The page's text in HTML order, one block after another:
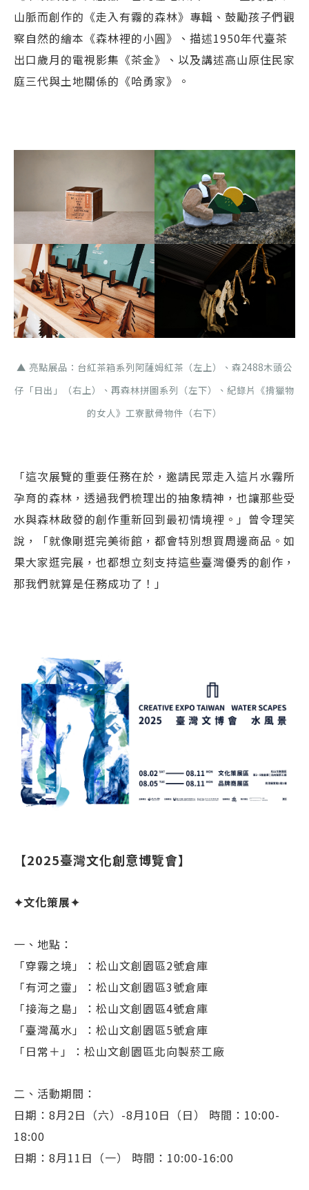
山脈而創作的《走入有霧的森林》專輯、鼓勵孩子們觀
察自然的繪本《森林裡的小圓》、描述1950年代臺茶
出口歲月的電視影集《茶金》、以及講述高山原住民家
庭三代與土地關係的《哈勇家》。
▲ 亮點展品：台紅茶箱系列阿薩姆紅茶（左上）、森2488木頭公
仔「日出」（右上）、再森林拼圖系列（左下）、紀錄片《揹獵物
的女人》工寮獸骨物件（右下）
「這次展覽的重要任務在於，邀請民眾走入這片水霧所
孕育的森林，透過我們梳理出的抽象精神，也讓那些受
水與森林啟發的創作重新回到最初情境裡。」曾令理笑
說，「就像剛逛完美術館，都會特別想買周邊商品。如
果大家逛完展，也都想立刻支持這些臺灣優秀的創作，
那我們就算是任務成功了！」
【2025臺灣文化創意博覽會】
✦文化策展✦
一、地點：
「穿霧之境」：松山文創園區2號倉庫
「有河之靈」：松山文創園區3號倉庫
「接海之島」：松山文創園區4號倉庫
「臺灣萬水」：松山文創園區5號倉庫
「日常＋」：松山文創園區北向製菸工廠
二、活動期間：
日期：8月2日（六）-8月10日（日） 時間：10:00-
18:00
日期：8月11日（一） 時間：10:00-16:00